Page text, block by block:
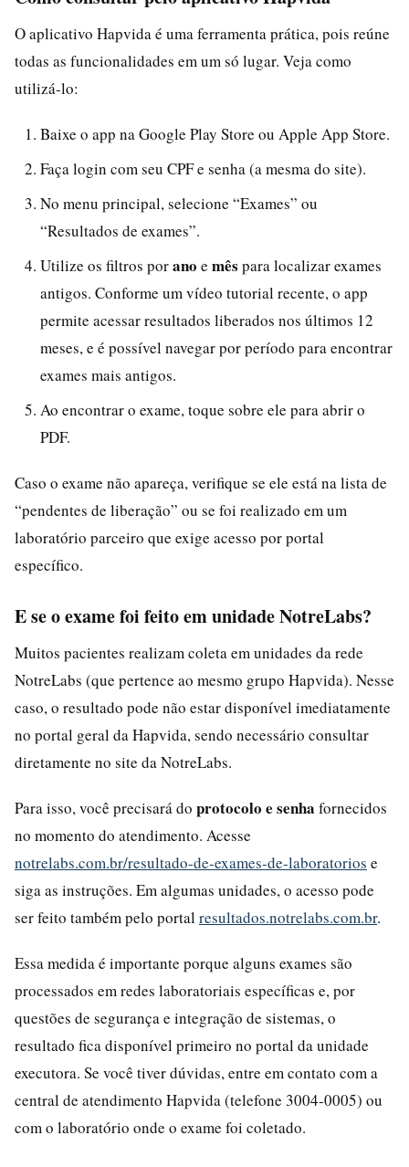
O aplicativo Hapvida é uma ferramenta prática, pois reúne
todas as funcionalidades em um só lugar. Veja como
utilizá-lo:
Baixe o app na Google Play Store ou Apple App Store.
Faça login com seu CPF e senha (a mesma do site).
No menu principal, selecione “Exames” ou
“Resultados de exames”.
Utilize os filtros porano e mês para localizar exames
antigos. Conforme um vídeo tutorial recente, o app
permite acessar resultados liberados nos últimos 12
meses, e é possível navegar por período para encontrar
exames mais antigos.
Ao encontrar o exame, toque sobre ele para abrir o
PDF.
Caso o exame não apareça, verifique se ele está na lista de
“pendentes de liberação” ou se foi realizado em um
laboratório parceiro que exige acesso por portal
específico.
E se o exame foi feito em unidade NotreLabs?
Muitos pacientes realizam coleta em unidades da rede
NotreLabs (que pertence ao mesmo grupo Hapvida). Nesse
caso, o resultado pode não estar disponível imediatamente
no portal geral da Hapvida, sendo necessário consultar
diretamente no site da NotreLabs.
Para isso, você precisará do protocolo e senha fornecidos
no momento do atendimento. Acesse
notrelabs.com.br/resultado-de-exames-de-laboratorios e
siga as instruções. Em algumas unidades, o acesso pode
ser feito também pelo portal resultados.notrelabs.com.br.
Essa medida é importante porque alguns exames são
processados em redes laboratoriais específicas e, por
questões de segurança e integração de sistemas, o
resultado fica disponível primeiro no portal da unidade
executora. Se você tiver dúvidas, entre em contato com a
central de atendimento Hapvida (telefone 3004-0005) ou
com o laboratório onde o exame foi coletado.